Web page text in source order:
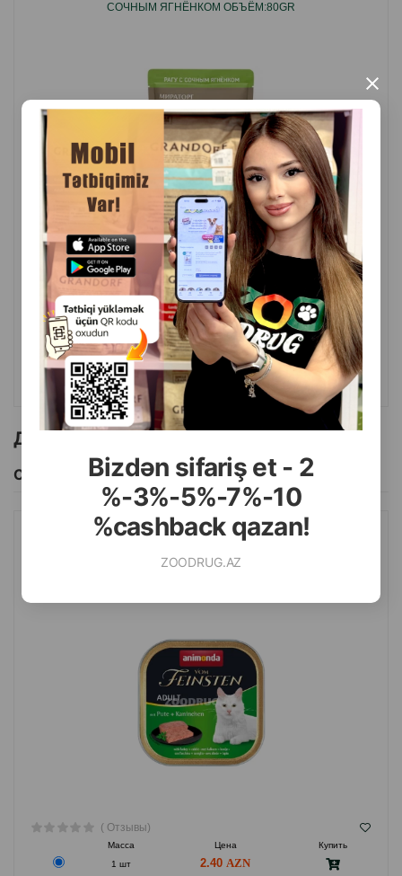
Bizdən sifariş et - 2
%-3%-5%-7%-10
%cashback qazan!
ZOODRUG.AZ
×
СОЧНЫМ ЯГНЁНКОМ ОБЪЁМ:80GR
( Отзывы)
Цена
Купить
1 шт
0.65
КУПИТЬ
Другие товоры бренда
Смотреть Все
ВЛАЖНЫЙ КОРМ ANIMONDA VOM FEINSTEN ADULT С
ИНДЕЙКОЙ И КРОЛИКОМ ДЛЯ ВЗРОСЛЫХ КОШЕК 100 ГР.
( Отзывы)
Масса Цена
Купить
1 шт
2.40